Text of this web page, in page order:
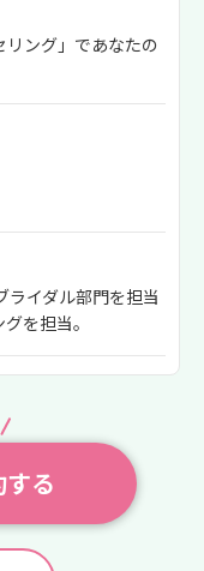
ング」であなたの
ライダル部門を担当
を担当。
る